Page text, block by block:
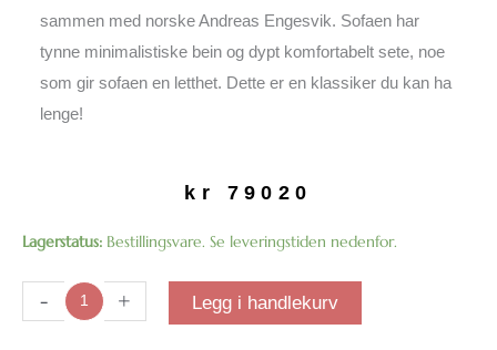
sammen med norske Andreas Engesvik. Sofaen har
tynne minimalistiske bein og dypt komfortabelt sete, noe
som gir sofaen en letthet. Dette er en klassiker du kan ha
lenge!
kr 79020
Lagerstatus: Bestillingsvare. Se leveringstiden nedenfor.
-
Tiki
+ Legg i handlekurv